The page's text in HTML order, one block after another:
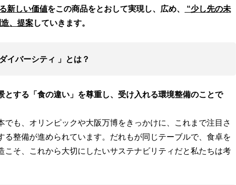
新しい価値をこの商品をとおして実現し、広め、
“少し先の未
、提案していきます。
イバーシティ 」とは？
とする「食の違い」を尊重し、受け入れる環境整備のことで
でも、オリンピックや大阪万博をきっかけに、これまで注目さ
る整備が進められています。だれもが同じテーブルで、食卓を
こそ、これから大切にしたいサステナビリティだと私たちは考